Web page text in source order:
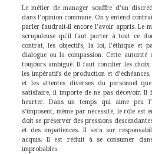
Le métier de manager souffre d’un
dans l’opinion commune. On y entend
parler faudrait-il encore l’avoir appris. Le
scrupuleuse qu’il faut porter à tout ce
contrat, les objectifs, la loi, l’éthique et
dialogue ou la compassion. Cette autorité
toujours ambiguë. Il faut concilier les
les impératifs de production et
et les attentes diverses du personnel
satisfaire, il importe de ne pas décevoir. Il
heurter. Dans un temps qui aime peu
s’imposent, même par nécessité, le rôle est
doit se préserver des pressions
et des impatiences. Il sera sur
acquis. Il est réduit à se consumer
improbables.